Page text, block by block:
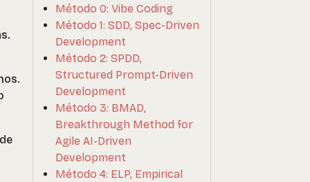
Método 0: Vibe Coding
Método 1: SDD, Spec-Driven
Development
Método 2: SPDD,
Structured Prompt-Driven
Development
Método 3: BMAD,
Breakthrough Method for
Agile AI-Driven
Development
Método 4: ELP, Empirical